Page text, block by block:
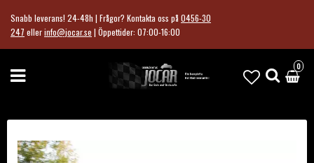
Snabb leverans! 24-48h | Frågor? Kontakta oss på 0456-30
247 ellerinfo@jocar.se | Öppettider: 07:00-16:00
0